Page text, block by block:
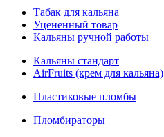
Табак для кальяна
Уцененный товар
Кальяны ручной работы
Кальяны стандарт
AirFruits (крем для кальяна)
Пластиковые пломбы
Пломбираторы